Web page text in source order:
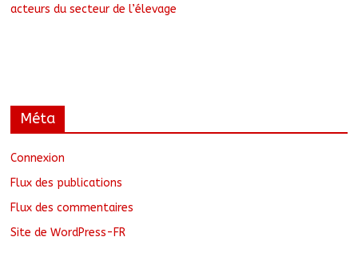
acteurs du secteur de l’élevage
Méta
Connexion
Flux des publications
Flux des commentaires
Site de WordPress-FR